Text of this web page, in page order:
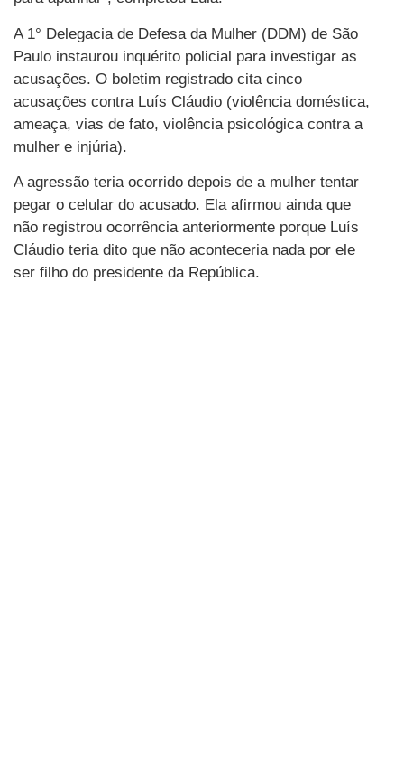
A 1° Delegacia de Defesa da Mulher (DDM) de São
Paulo instaurou inquérito policial para investigar as
acusações. O boletim registrado cita cinco
acusações contra Luís Cláudio (violência doméstica,
ameaça, vias de fato, violência psicológica contra a
mulher e injúria).
A agressão teria ocorrido depois de a mulher tentar
pegar o celular do acusado. Ela afirmou ainda que
não registrou ocorrência anteriormente porque Luís
Cláudio teria dito que não aconteceria nada por ele
ser filho do presidente da República.